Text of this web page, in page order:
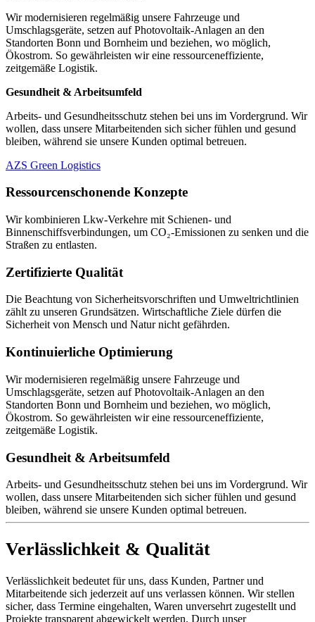
Wir modernisieren regelmäßig unsere Fahrzeuge und
Umschlagsgeräte, setzen auf Photovoltaik-Anlagen an den
Standorten Bonn und Bornheim und beziehen, wo möglich,
Ökostrom. So gewährleisten wir eine ressourceneffiziente,
zeitgemäße Logistik.
Gesundheit & Arbeitsumfeld
Arbeits- und Gesundheitsschutz stehen bei uns im Vordergrund. Wir
wollen, dass unsere Mitarbeitenden sich sicher fühlen und gesund
bleiben, während sie unsere Kunden optimal betreuen.
AZS Green Logistics
Ressourcenschonende Konzepte
Wir kombinieren Lkw-Verkehre mit Schienen- und
Binnenschiffsverbindungen, um CO₂-Emissionen zu senken und die
Straßen zu entlasten.
Zertifizierte Qualität
Die Beachtung von Sicherheitsvorschriften und Umweltrichtlinien
zählt zu unseren Grundsätzen. Wirtschaftliche Ziele dürfen die
Sicherheit von Mensch und Natur nicht gefährden.
Kontinuierliche Optimierung
Wir modernisieren regelmäßig unsere Fahrzeuge und
Umschlagsgeräte, setzen auf Photovoltaik-Anlagen an den
Standorten Bonn und Bornheim und beziehen, wo möglich,
Ökostrom. So gewährleisten wir eine ressourceneffiziente,
zeitgemäße Logistik.
Gesundheit & Arbeitsumfeld
Arbeits- und Gesundheitsschutz stehen bei uns im Vordergrund. Wir
wollen, dass unsere Mitarbeitenden sich sicher fühlen und gesund
bleiben, während sie unsere Kunden optimal betreuen.
Verlässlichkeit & Qualität
Verlässlichkeit bedeutet für uns, dass Kunden, Partner und
Mitarbeitende sich jederzeit auf uns verlassen können. Wir stellen
sicher, dass Termine eingehalten, Waren unversehrt zugestellt und
Projekte transparent abgewickelt werden. Durch unser